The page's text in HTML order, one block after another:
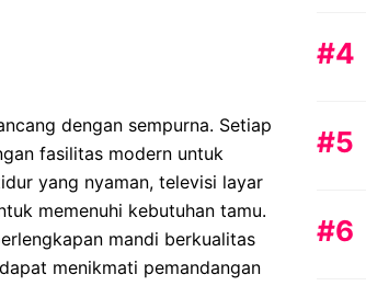
dengan sempurna. Setiap
fasilitas modern untuk
yang nyaman, televisi layar
memenuhi kebutuhan tamu.
mandi berkualitas
menikmati pemandangan